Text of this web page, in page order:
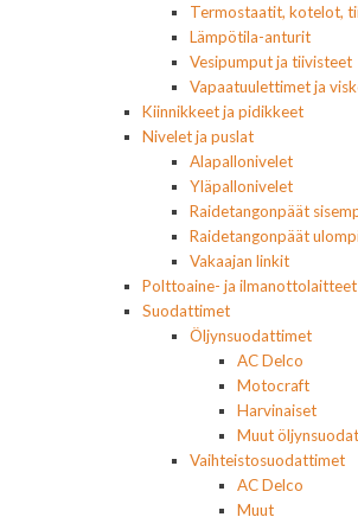
Termostaatit, kotelot,
Lämpötila-anturit
Vesipumput ja tiivisteet
Vapaatuulettimet ja
Kiinnikkeet ja pidikkeet
Nivelet ja puslat
Alapallonivelet
Yläpallonivelet
Raidetangonpäät
Raidetangonpäät
Vakaajan linkit
Polttoaine- ja ilmanottolaitteet
Suodattimet
Öljynsuodattimet
AC Delco
Motocraft
Harvinaiset
Muut
Vaihteistosuodattimet
AC Delco
Muut